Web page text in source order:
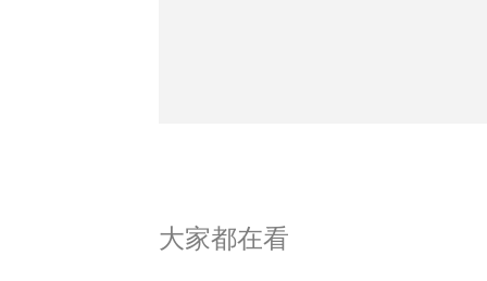
大家都在看